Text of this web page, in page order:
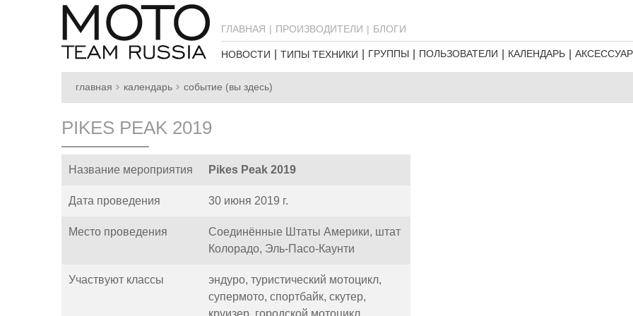
ГЛАВНАЯ ПРОИЗВОДИТЕЛИ БЛОГИ
НОВОСТИ ТИПЫ ТЕХНИКИ ГРУППЫ ПОЛЬЗОВАТЕЛИ КАЛЕНДАРЬ
главная календарь событие (вы здесь)
PIKES PEAK 2019
Название мероприятия Pikes Peak 2019
Дата проведения 30 июня 2019 г.
Место проведения
Соединённые Штаты Америки, штат
Колорадо, Эль-Пасо-Каунти
Участвуют классы эндуро, туристический мотоцикл,
супермото, спортбайк, скутер,
круизер, городской мотоцикл